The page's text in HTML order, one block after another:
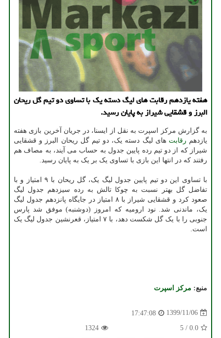
هفته یازدهم رقابت های لیگ دسته یک با تساوی دو تیم گل ریحان
البرز و قشقایی شیراز به پایان رسید.
به گزارش مرکز اسپرت به نقل از ایسنا، در جریان آخرین بازی هفته
یازدهم رقابت های لیگ دسته یک، دو تیم گل ریحان البرز و قشقایی
شیراز که از دو تیم رده پایین جدول به حساب می آیند، به مصاف هم
رفتند که در انتها این بازی با تساوی یک بر یک به پایان رسید.
با تساوی این دو تیم پایین جدول لیگ یک، گل ریحان با ۹ امتیاز و با
تفاضل گل بهتر نسبت به چوکا تالش به رده سیزدهم جدول لیگ
صعود کرد و قشقایی شیراز با ۸ امتیاز در جایگاه پانزدهم جدول لیگ
یک، ماندنی شد. نود ارومیه که امروز (دوشنبه) موفق شد پارس
جنوبی را با یک گل شکست دهد، با ۷ امتیاز، قعرنشین جدول لیگ یک
است.
منبع: مركز اسپرت
1399/11/06
17:47:08
0.0
/
5
1324